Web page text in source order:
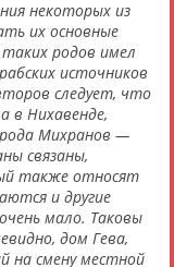
некоторых из
их основные
родов имел
источников
следует, что
в Нихавенде,
Михранов —
связаны,
также относят
и другие
мало. Таковы
дом Гева,
на смену местной